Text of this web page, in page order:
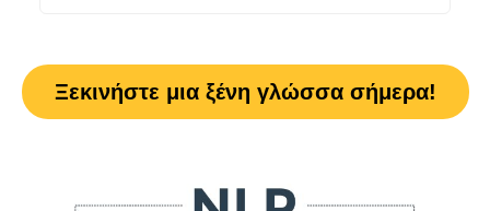
Ξεκινήστε μια ξένη γλώσσα σήμερα!